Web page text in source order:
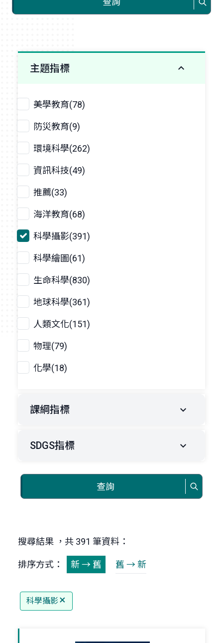
主題指標
美學教育(78)
防災教育(9)
環境科學(262)
資訊科技(49)
推薦(33)
海洋教育(68)
科學攝影(391)
科學繪圖(61)
生命科學(830)
地球科學(361)
人類文化(151)
物理(79)
化學(18)
課綱指標
SDGS指標
查詢
搜尋結果 ，共 391 筆資料：
排序方式： 新 → 舊 舊 → 新
科學攝影